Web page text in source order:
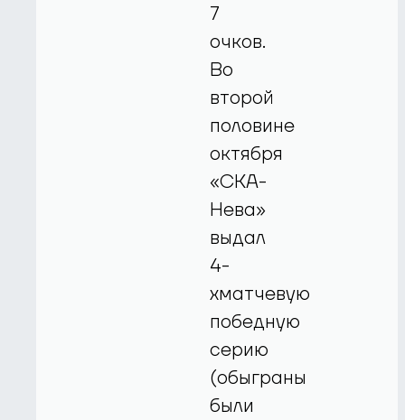
7
очков.
Во
второй
половине
октября
«СКА-
Нева»
выдал
4-
хматчевую
победную
серию
(обыграны
были